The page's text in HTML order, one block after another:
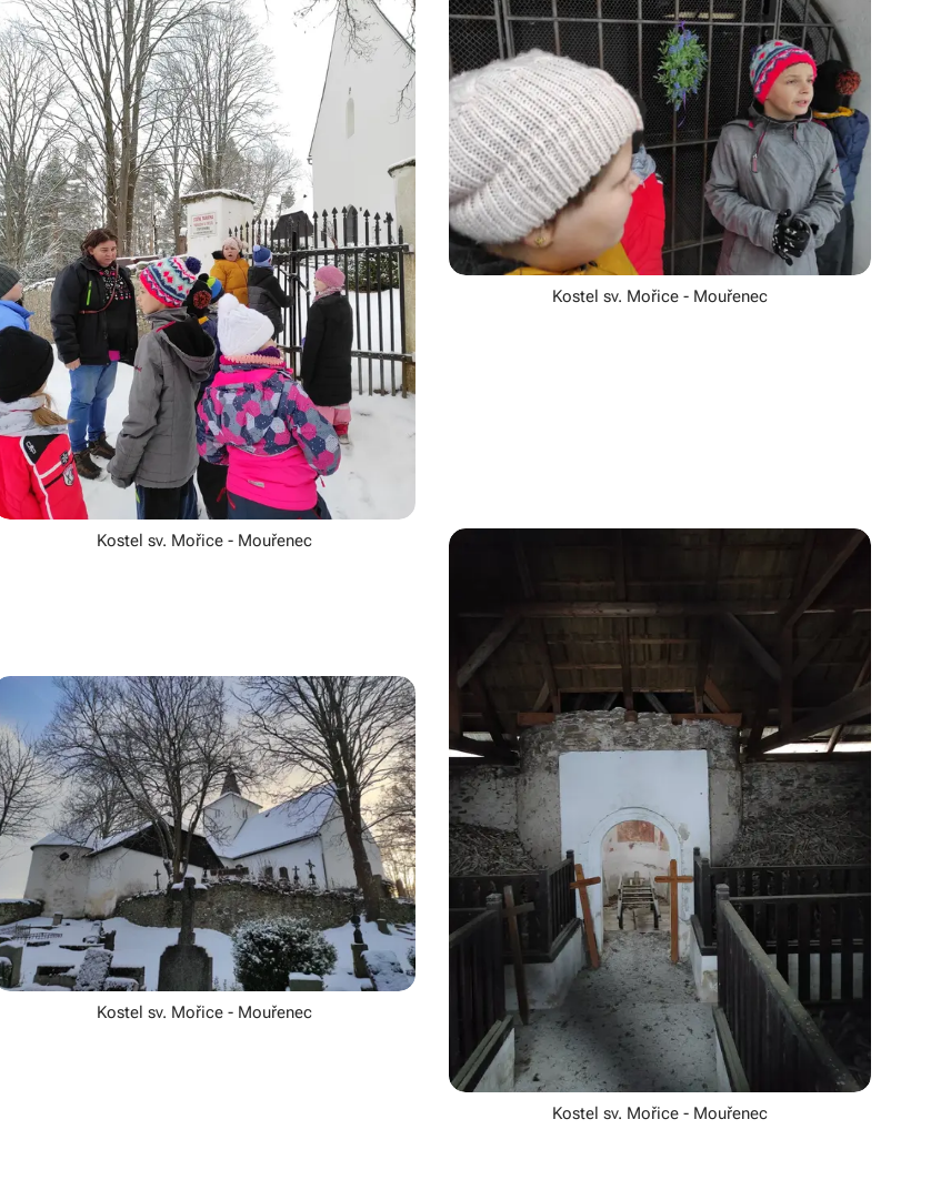
Kostel sv. Mořice - Mouřenec
Kostel sv. Mořice - Mouřenec
Kostel sv. Mořice - Mouřenec
Kostel sv. Mořice - Mouřenec